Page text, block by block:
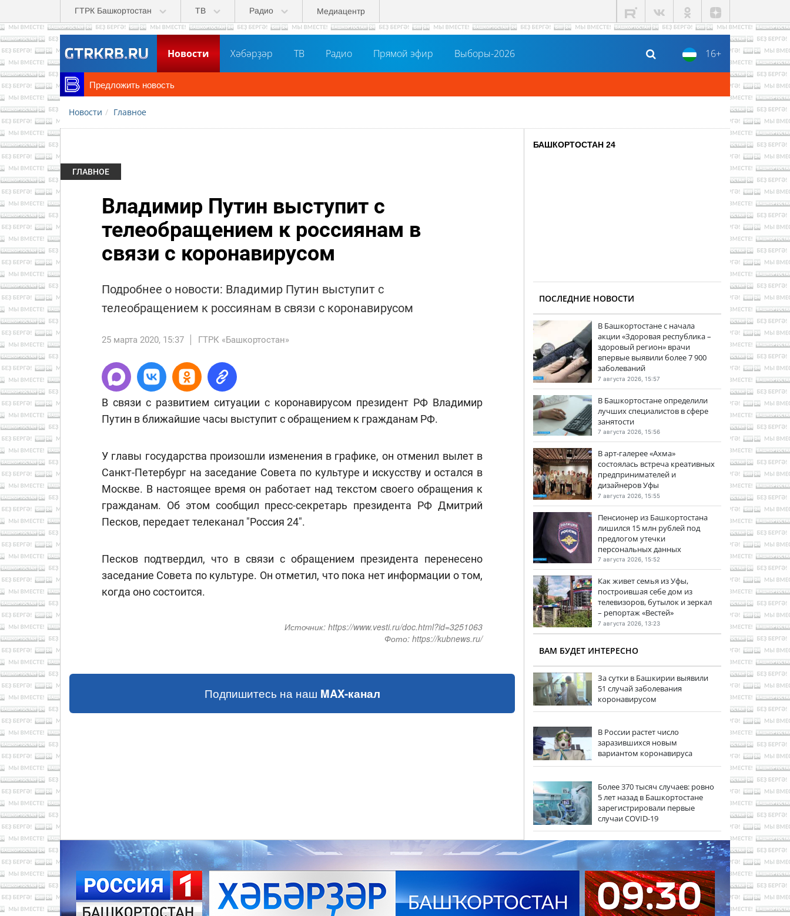
Перейти к основному содержанию
ГТРК Башкортостан ТВ Радио Медиацентр
16+
Новости Хәбәрҙәр ТВ Радио Прямой эфир Выборы-2026
Предложить новость
Новости Главное
ГЛАВНОЕ
Владимир Путин выступит с
телеобращением к россиянам в
связи с коронавирусом
Подробнее о новости: Владимир Путин выступит с
телеобращением к россиянам в связи с коронавирусом
25 марта 2020, 15:37 ГТРК «Башкортостан»
В связи с развитием ситуации с коронавирусом президент РФ Владимир
Путин в ближайшие часы выступит с обращением к гражданам РФ.
У главы государства произошли изменения в графике, он отменил вылет в
Санкт-Петербург на заседание Совета по культуре и искусству и остался в
Москве. В настоящее время он работает над текстом своего обращения к
гражданам. Об этом сообщил пресс-секретарь президента РФ Дмитрий
Песков, передает телеканал "Россия 24".
Песков подтвердил, что в связи с обращением президента перенесено
заседание Совета по культуре. Он отметил, что пока нет информации о том,
когда оно состоится.
Источник: https://www.vesti.ru/doc.html?id=3251063
Фото: https://kubnews.ru/
Подпишитесь на наш MAX-канал
БАШКОРТОСТАН 24
ПОСЛЕДНИЕ НОВОСТИ
В Башкортостане с начала
акции «Здоровая республика –
здоровый регион» врачи
впервые выявили более 7 900
заболеваний
7 августа 2026, 15:57
В Башкортостане определили
лучших специалистов в сфере
занятости
7 августа 2026, 15:56
В арт-галерее «Ахма»
состоялась встреча креативных
предпринимателей и
дизайнеров Уфы
7 августа 2026, 15:55
Пенсионер из Башкортостана
лишился 15 млн рублей под
предлогом утечки
персональных данных
7 августа 2026, 15:52
Как живет семья из Уфы,
построившая себе дом из
телевизоров, бутылок и зеркал
– репортаж «Вестей»
7 августа 2026, 13:23
ВАМ БУДЕТ ИНТЕРЕСНО
За сутки в Башкирии выявили
51 случай заболевания
коронавирусом
В России растет число
заразившихся новым
вариантом коронавируса
Более 370 тысяч случаев: ровно
5 лет назад в Башкортостане
зарегистрировали первые
случаи COVID-19